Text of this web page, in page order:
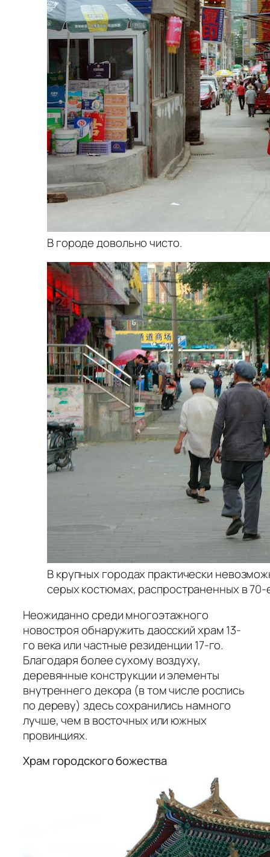
В городе довольно чисто.
В крупных городах практически
серых костюмах, распространенных в
Неожиданно среди многоэтажного
новостроя обнаружить даосский храм 13-
го века или частные резиденции 17-го.
Благодаря более сухому воздуху,
деревянные конструкции и элементы
внутреннего декора (в том числе роспись
по дереву) здесь сохранились намного
лучше, чем в восточных или южных
провинциях.
Храм городского божества